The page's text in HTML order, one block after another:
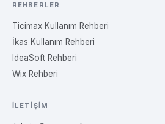
REHBERLER
Ticimax Kullanım Rehberi
İkas Kullanım Rehberi
IdeaSoft Rehberi
Wix Rehberi
İLETIŞIM